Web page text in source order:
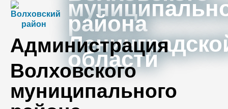
района
области
Администрация
Волховского
муниципального